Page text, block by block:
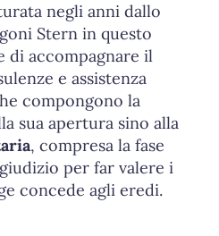
negli anni dallo
Stern in questo
di accompagnare il
e assistenza
compongono la
sua apertura sino alla
, compresa la fase
per far valere i
concede agli eredi.